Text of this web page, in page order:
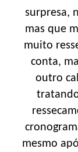
surpresa,
mas que
muito
conta,
outro
mesmo